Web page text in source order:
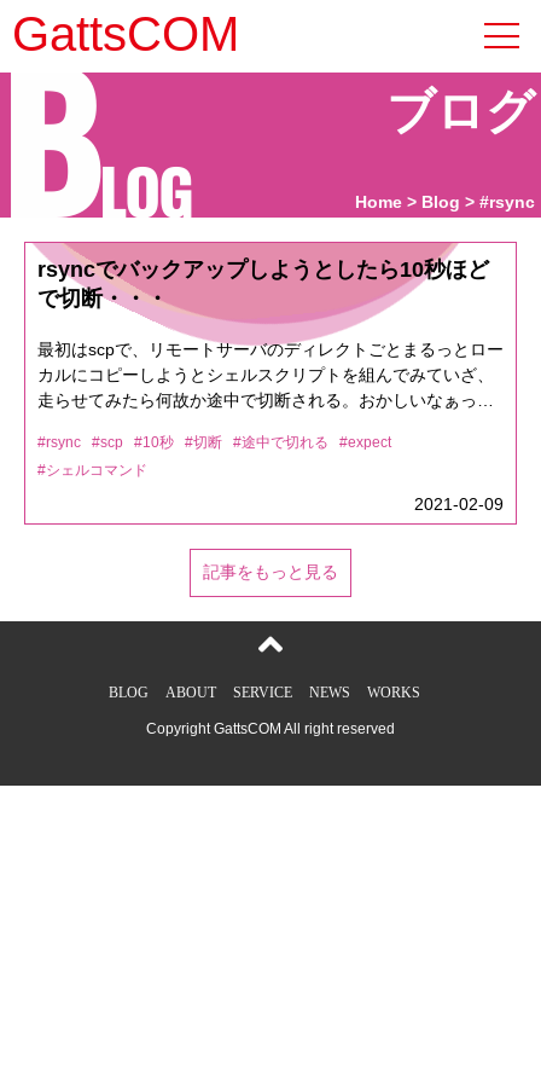
GattsCOM
ブログ
BLOG Home Blog #rsync
rsyncでバックアップしようとしたら10秒ほど
で切断・・・
最初はscpで、リモートサーバのディレクトごとまるっとロー
カルにコピーしようとシェルスクリプトを組んでみていざ、
走らせてみたら何故か途中で切断される。おかしいなぁって
うと書き直していざ、走らせてみたら何故か途中で切れる。
うーーーん・・・・と考えこみ、グーグル先生に訪ね続け解
決した。expectを導入しており、そこからローカルのcrontab
で定期的にバックアップを取る仕組みを作っているのですが
どうも、調べたところ「expect」はデフォルトで10秒程度し
か動かないっぽい。なので、バックアップとなると結構大容
量のデータになるので10秒では終わらない。教えてくれた
「set timeout -1」を入れることで解決。set timeout -1を入れ
ドしたりと色々試していたがまさか、こんな落ちがあったと
#rsync #scp #10秒 #切断 #途中で切れる
#expect
#シェルコマンド
2021-02-09
記事をもっと見る
BLOG ABOUT SERVICE NEWS WORKS
Copyright GattsCOM All right reserved